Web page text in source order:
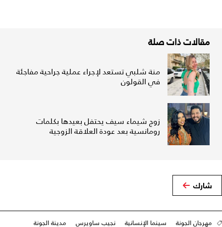
مقالات ذات صلة
منة شلبي تستعد لإجراء عملية جراحية مفاجئة
في القولون
زوج شيماء سيف يحتفل بعيدها بكلمات
رومانسية بعد عودة العلاقة الزوجية
شارك
مهرجان الجونة سينما الإنسانية نجيب ساويرس مدينة الجونة